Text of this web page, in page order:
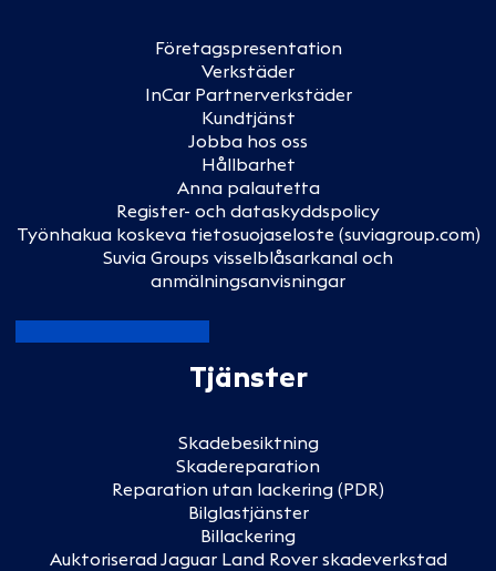
Företagspresentation
Verkstäder
InCar Partnerverkstäder
Kundtjänst
Jobba hos oss
Hållbarhet
Anna palautetta
Register- och dataskyddspolicy
Työnhakua koskeva tietosuojaseloste (suviagroup.com)
Suvia Groups visselblåsarkanal och
anmälningsanvisningar
Tjänster
Skadebesiktning
Skadereparation
Reparation utan lackering (PDR)
Bilglastjänster
Billackering
Auktoriserad Jaguar Land Rover skadeverkstad